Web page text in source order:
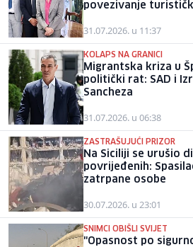
povezivanje
31.07.2026. u 11:37
KOLAPS NA GRANICI
Migrantska kriza u
politički rat: SAD i
Sancheza
31.07.2026. u 06:38
ZASTRAŠUJUĆI PRIZOR
Na Siciliji se urušio
povrijeđenih:
zatrpane osobe
30.07.2026. u 23:01
SNIMCI OBIŠLI SVIJET
"Opasnost po